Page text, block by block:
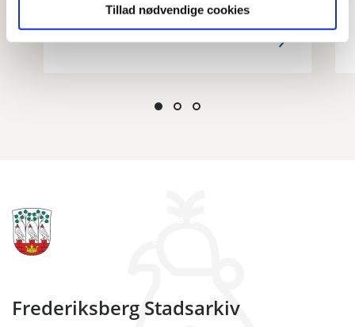
Tillad nødvendige cookies
Frederiksberg Stadsarkiv